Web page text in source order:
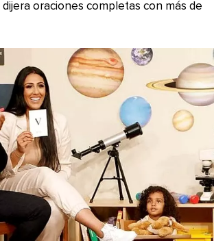
oraciones completas con más de